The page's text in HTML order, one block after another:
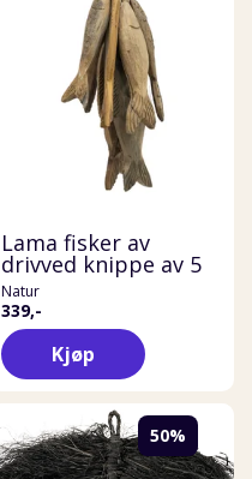
Lama fisker av
drivved knippe av 5
Natur
339,-
Kjøp
50%